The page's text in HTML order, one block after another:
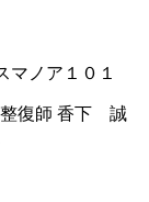
マノア１０１
整復師 香下 誠